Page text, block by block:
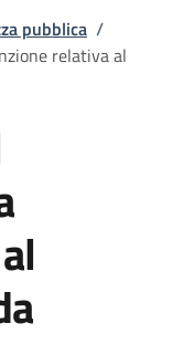
pubblica /
relativa al